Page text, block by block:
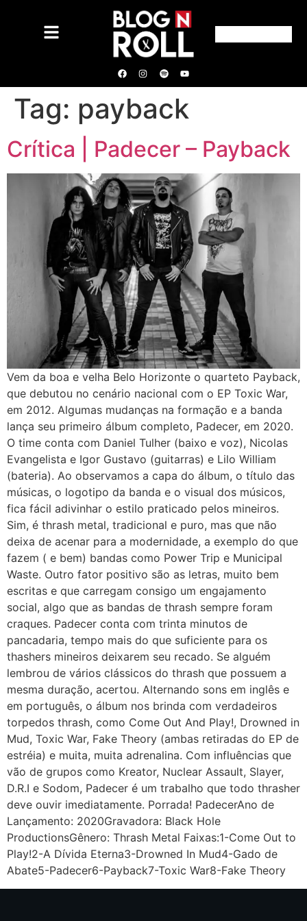
Tag: payback
Crítica | Padecer – Payback
Vem da boa e velha Belo Horizonte o quarteto Payback,
que debutou no cenário nacional com o EP Toxic War,
em 2012. Algumas mudanças na formação e a banda
lança seu primeiro álbum completo, Padecer, em 2020.
O time conta com Daniel Tulher (baixo e voz), Nicolas
Evangelista e Igor Gustavo (guitarras) e Lilo William
(bateria). Ao observamos a capa do álbum, o título das
músicas, o logotipo da banda e o visual dos músicos,
fica fácil adivinhar o estilo praticado pelos mineiros.
Sim, é thrash metal, tradicional e puro, mas que não
deixa de acenar para a modernidade, a exemplo do que
fazem ( e bem) bandas como Power Trip e Municipal
Waste. Outro fator positivo são as letras, muito bem
escritas e que carregam consigo um engajamento
social, algo que as bandas de thrash sempre foram
craques. Padecer conta com trinta minutos de
pancadaria, tempo mais do que suficiente para os
thashers mineiros deixarem seu recado. Se alguém
lembrou de vários clássicos do thrash que possuem a
mesma duração, acertou. Alternando sons em inglês e
em português, o álbum nos brinda com verdadeiros
torpedos thrash, como Come Out And Play!, Drowned in
Mud, Toxic War, Fake Theory (ambas retiradas do EP de
estréia) e muita, muita adrenalina. Com influências que
vão de grupos como Kreator, Nuclear Assault, Slayer,
D.R.I e Sodom, Padecer é um trabalho que todo thrasher
deve ouvir imediatamente. Porrada! PadecerAno de
Lançamento: 2020Gravadora: Black Hole
ProductionsGênero: Thrash Metal Faixas:1-Come Out to
Play!2-A Dívida Eterna3-Drowned In Mud4-Gado de
Abate5-Padecer6-Payback7-Toxic War8-Fake Theory